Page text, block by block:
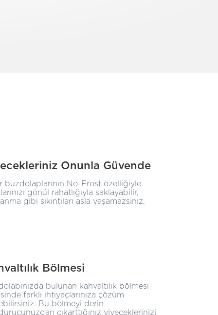
Onunla Güvende
buzdolaplarının No-Frost özelliğiyle
gönül rahatlığıyla saklayabilir,
gibi sıkıntıları asla yaşamazsınız.
Bölmesi
bulunan kahvaltılık bölmesi
farklı ihtiyaçlarınıza çözüm
Bu bölmeyi derin
çıkarttığınız yiyeceklerinizi